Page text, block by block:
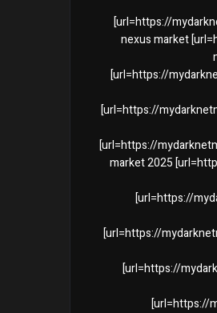
[url=https://
nexus market
[url=https://
[url=https://
[url=https://
market 2025
[url=https://
[url=https://
[url=https://
[url=https://